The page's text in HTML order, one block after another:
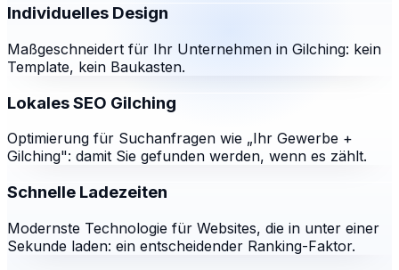
Individuelles Design
Maßgeschneidert für Ihr Unternehmen in Gilching: kein
Template, kein Baukasten.
Lokales SEO Gilching
Optimierung für Suchanfragen wie „Ihr Gewerbe +
Gilching": damit Sie gefunden werden, wenn es zählt.
Schnelle Ladezeiten
Modernste Technologie für Websites, die in unter einer
Sekunde laden: ein entscheidender Ranking-Faktor.